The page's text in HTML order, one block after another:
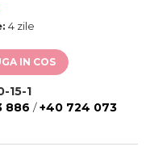
4 zile
IN COS
15-1
886 /+40 724 073